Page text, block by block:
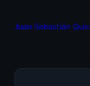
Juan Sebastián